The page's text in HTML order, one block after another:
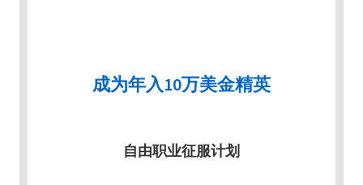
成为年入10万美金精英
自由职业征服计划